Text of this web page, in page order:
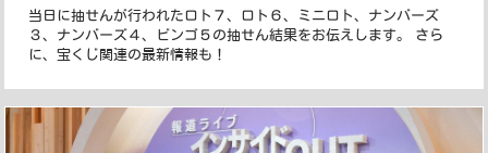
当日に抽せんが行われたロト７、ロト６、ミニロト、ナンバーズ
３、ナンバーズ４、ビンゴ５の抽せん結果をお伝えします。 さら
に、宝くじ関連の最新情報も！